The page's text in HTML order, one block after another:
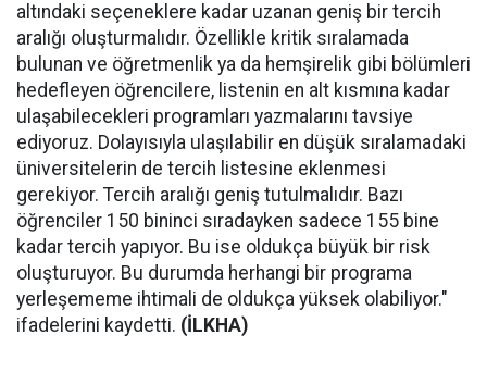
altındaki seçeneklere kadar uzanan geniş bir tercih
aralığı oluşturmalıdır. Özellikle kritik sıralamada
bulunan ve öğretmenlik ya da hemşirelik gibi bölümleri
hedefleyen öğrencilere, listenin en alt kısmına kadar
ulaşabilecekleri programları yazmalarını tavsiye
ediyoruz. Dolayısıyla ulaşılabilir en düşük sıralamadaki
üniversitelerin de tercih listesine eklenmesi
gerekiyor. Tercih aralığı geniş tutulmalıdır. Bazı
öğrenciler 150 bininci sıradayken sadece 155 bine
kadar tercih yapıyor. Bu ise oldukça büyük bir risk
oluşturuyor. Bu durumda herhangi bir programa
yerleşememe ihtimali de oldukça yüksek olabiliyor."
ifadelerini kaydetti. (İLKHA)